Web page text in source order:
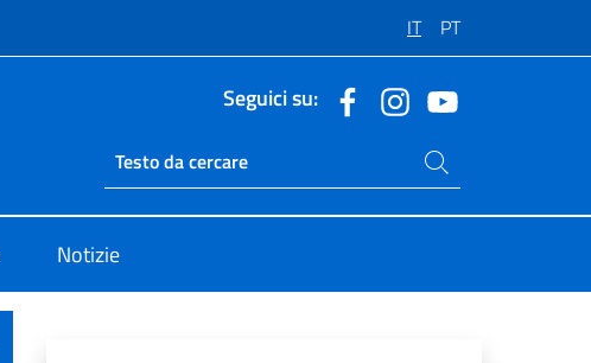
IT PT
Seguici su:
Ricerca sito live
Cerca nel sito
Notizie